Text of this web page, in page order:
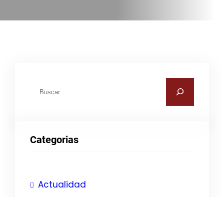
a
Categorias
Actualidad